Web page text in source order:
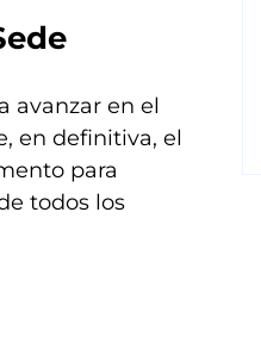
avanzar en el
en definitiva, el
para
todos los